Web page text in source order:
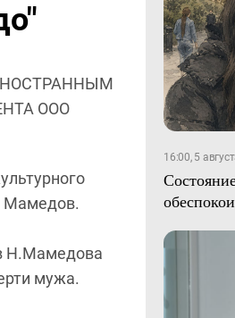
ООО
Мамедов.
Н.Мамедова
мужа.
16:00, 5